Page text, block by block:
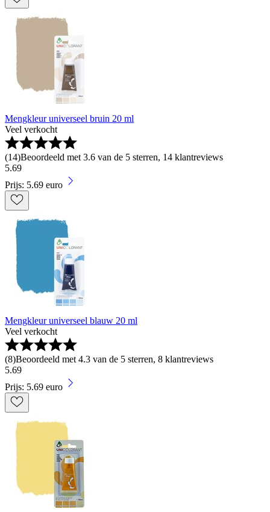
Mengkleur universeel bruin 20 ml
Veel verkocht
(14)Beoordeeld met 3.6 van de 5 sterren, 14 klantreviews
5.69
Prijs: 5.69 euro
Mengkleur universeel blauw 20 ml
Veel verkocht
(8)Beoordeeld met 4.3 van de 5 sterren, 8 klantreviews
5.69
Prijs: 5.69 euro